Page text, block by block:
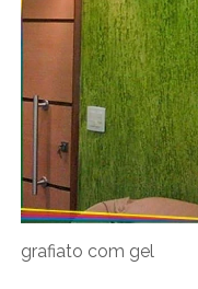
grafiato com gel